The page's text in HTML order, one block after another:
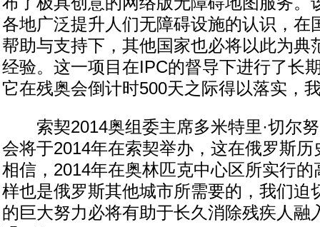
各地广泛提升人们无障碍设施的认识，在
帮助与支持下，其他国家也必将以此为典
经验。这一项目在IPC的督导下进行了长
它在残奥会倒计时500天之际得以落实，
索契2014奥组委主席多米特里·切尔努
会将于2014年在索契举办，这在俄罗斯
相信，2014年在奥林匹克中心区所实行
样也是俄罗斯其他城市所需要的，我们迫
的巨大努力必将有助于长久消除残疾人融